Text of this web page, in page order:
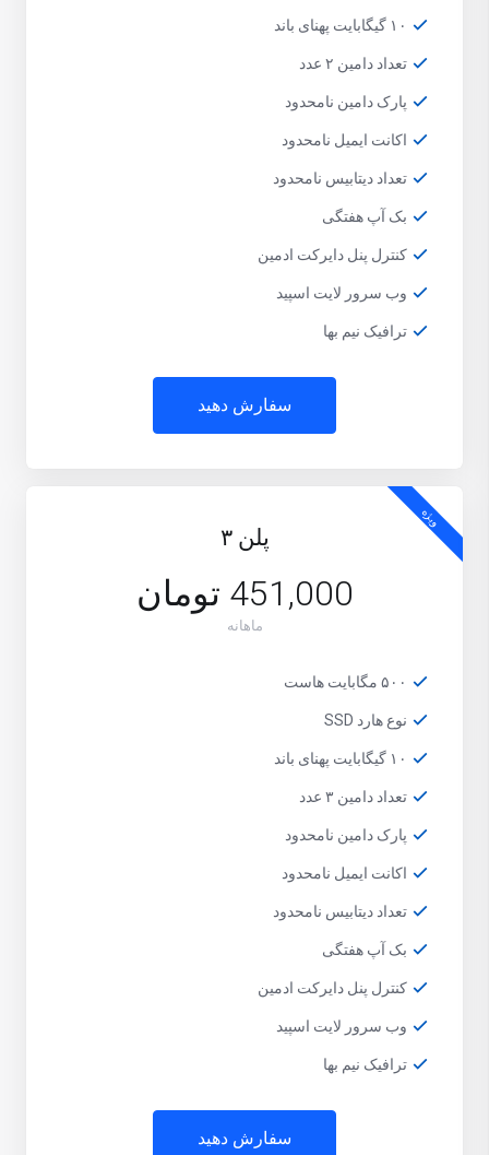
۱۰ گیگابایت پهنای باند
تعداد دامین ۲ عدد
پارک دامین نامحدود
اکانت ایمیل نامحدود
تعداد دیتابیس نامحدود
بک آپ هفتگی
کنترل پنل دایرکت ادمین
وب سرور لایت اسپید
ترافیک نیم بها
سفارش دهید
ویژه
پلن ٣
451,000 تومان
ماهانه
۵۰۰ مگابایت هاست
نوع هارد SSD
۱۰ گیگابایت پهنای باند
تعداد دامین ۳ عدد
پارک دامین نامحدود
اکانت ایمیل نامحدود
تعداد دیتابیس نامحدود
بک آپ هفتگی
کنترل پنل دایرکت ادمین
وب سرور لایت اسپید
ترافیک نیم بها
سفارش دهید